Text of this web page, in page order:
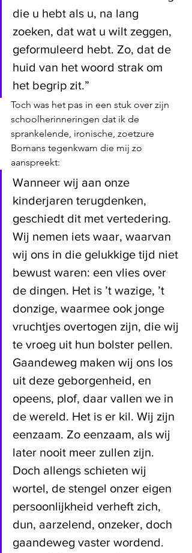
die u hebt als u, na lang
zoeken, dat wat u wilt zeggen,
geformuleerd hebt. Zo, dat de
huid van het woord strak om
het begrip zit.”
Toch was het pas in een stuk over zijn
schoolherinneringen dat ik de
sprankelende, ironische, zoetzure
Bomans tegenkwam die mij zo
aanspreekt:
Wanneer wij aan onze
kinderjaren terugdenken,
geschiedt dit met vertedering.
Wij nemen iets waar, waarvan
wij ons in die gelukkige tijd niet
bewust waren: een vlies over
de dingen. Het is ’t wazige, ’t
donzige, waarmee ook jonge
vruchtjes overtogen zijn, die wij
te vroeg uit hun bolster pellen.
Gaandeweg maken wij ons los
uit deze geborgenheid, en
opeens, plof, daar vallen we in
de wereld. Het is er kil. Wij zijn
eenzaam. Zo eenzaam, als wij
later nooit meer zullen zijn.
Doch allengs schieten wij
wortel, de stengel onzer eigen
persoonlijkheid verheft zich,
dun, aarzelend, onzeker, doch
gaandeweg vaster wordend.